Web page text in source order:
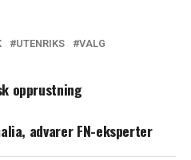
UTENRIKS VALG
opprustning
advarer FN-eksperter